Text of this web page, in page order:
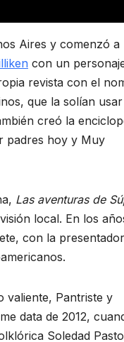
Aires y comenzó a
con un
revista con el
que la solían
creó la
padres hoy y Muy
Las aventuras de
local. En los
con la
valiente, Pantriste y
data de 2012,
Soledad